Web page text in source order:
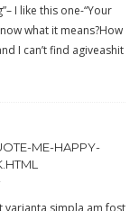
I like this one-“Your
what it means?How
I can’t find agiveashit
ME-HAPPY-
varianta simpla,am fost